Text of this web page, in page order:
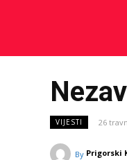
VIJESTI 26
By Prigorski